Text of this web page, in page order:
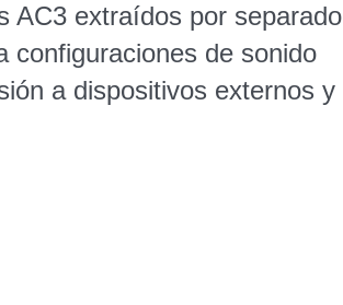
AC3 extraídos por separado
configuraciones de sonido
a dispositivos externos y